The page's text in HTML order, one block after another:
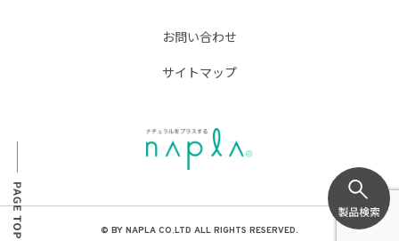
お問い合わせ
サイトマップ
© BY NAPLA CO.LTD ALL RIGHTS RESERVED.